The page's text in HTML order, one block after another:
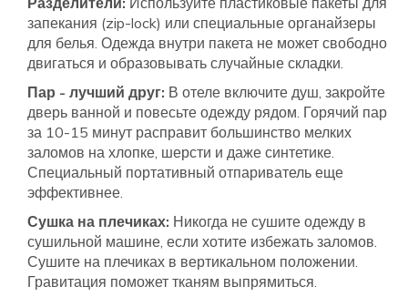
запекания (zip-lock) или специальные органайзеры
для белья. Одежда внутри пакета не может свободно
двигаться и образовывать случайные складки.
Пар - лучший друг: В отеле включите душ, закройте
дверь ванной и повесьте одежду рядом. Горячий пар
за 10-15 минут расправит большинство мелких
заломов на хлопке, шерсти и даже синтетике.
Специальный портативный отпариватель еще
эффективнее.
Сушка на плечиках: Никогда не сушите одежду в
сушильной машине, если хотите избежать заломов.
Сушите на плечиках в вертикальном положении.
Гравитация поможет тканям выпрямиться.